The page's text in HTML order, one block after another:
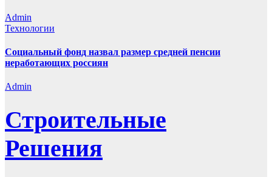
Admin
Технологии
Социальный фонд назвал размер средней пенсии
неработающих россиян
Admin
Строительные
Решения